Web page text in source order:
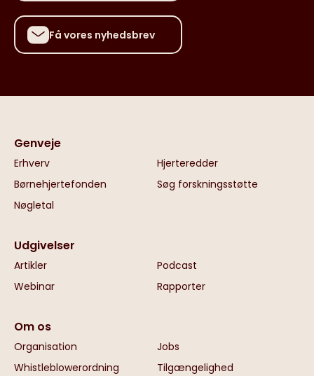
Få vores nyhedsbrev
Genveje
Erhverv
Hjerteredder
Børnehjertefonden
Søg forskningsstøtte
Nøgletal
Udgivelser
Artikler
Podcast
Webinar
Rapporter
Om os
Organisation
Jobs
Whistleblowerordning
Tilgængelighed